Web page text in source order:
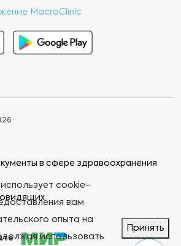
MacroClinic
в сфере здравоохранения
cookie-
вам
опыта на
использовать
Принять